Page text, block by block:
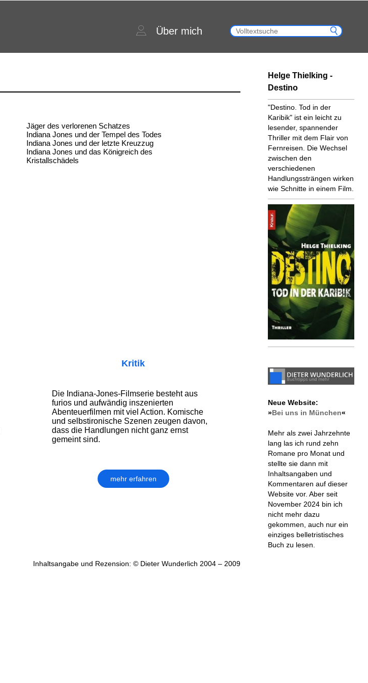
Über mich
Jäger des verlorenen Schatzes
Indiana Jones und der Tempel des Todes
Indiana Jones und der letzte Kreuzzug
Indiana Jones und das Königreich des
Kristallschädels
Kritik
Die Indiana-Jones-Filmserie besteht aus
furios und aufwändig inszenierten
Abenteuerfilmen mit viel Action. Komische
und selbstironische Szenen zeugen davon,
dass die Handlungen nicht ganz ernst
gemeint sind.
mehr erfahren
Inhaltsangabe und Rezension: © Dieter Wunderlich 2004 – 2009
Helge Thielking -
Destino
"Destino. Tod in der
Karibik" ist ein leicht zu
lesender, spannender
Thriller mit dem Flair von
Fernreisen. Die Wechsel
zwischen den
verschiedenen
Handlungssträngen wirken
wie Schnitte in einem Film.
Neue Website:
»Bei uns in München«
Mehr als zwei Jahrzehnte
lang las ich rund zehn
Romane pro Monat und
stellte sie dann mit
Inhaltsangaben und
Kommentaren auf dieser
Website vor. Aber seit
November 2024 bin ich
nicht mehr dazu
gekommen, auch nur ein
einziges belletristisches
Buch zu lesen.